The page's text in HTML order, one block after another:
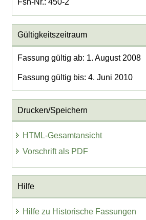
Fsn-Nr.: 450-2
Gültigkeitszeitraum
Fassung gültig ab: 1. August 2008
Fassung gültig bis: 4. Juni 2010
Drucken/Speichern
HTML-Gesamtansicht
Vorschrift als PDF
Hilfe
Hilfe zu Historische Fassungen